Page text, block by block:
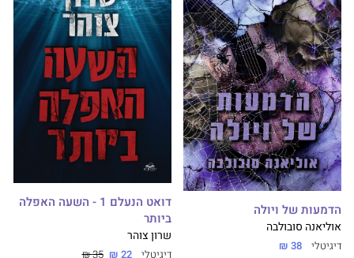
הדמעות של ויולה
אוליאנה סובולבה
דיגיטלי 38 ₪
דואט הנעלם 1 - השעה האפלה
ביותר
שרון צוהר
דיגיטלי 22 ₪
35 ₪